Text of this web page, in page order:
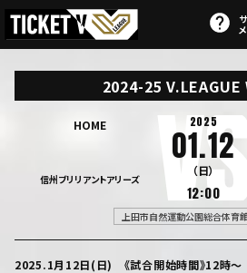
2024-25 V.LEAGUE
HOME
信州ブリリアントアリーズ
2025
01.12
（日）
12:00
上田市自然運動公園総合体育
2025.1月12日(日) 《試合開始時間》12時～